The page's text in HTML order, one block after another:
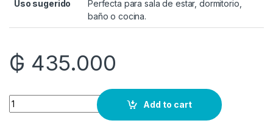
Uso sugerido
Perfecta para sala de estar, dormitorio,
baño o cocina.
₲ 435.000
Quantity
Add to cart